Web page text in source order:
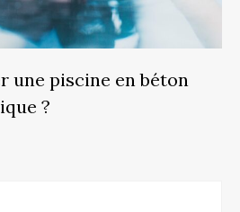
une piscine en béton
?